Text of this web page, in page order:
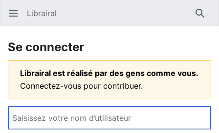
Ouvrir le menu principal Librairal
Se connecter
Librairal est réalisé par des gens comme vous.
Connectez-vous pour contribuer.